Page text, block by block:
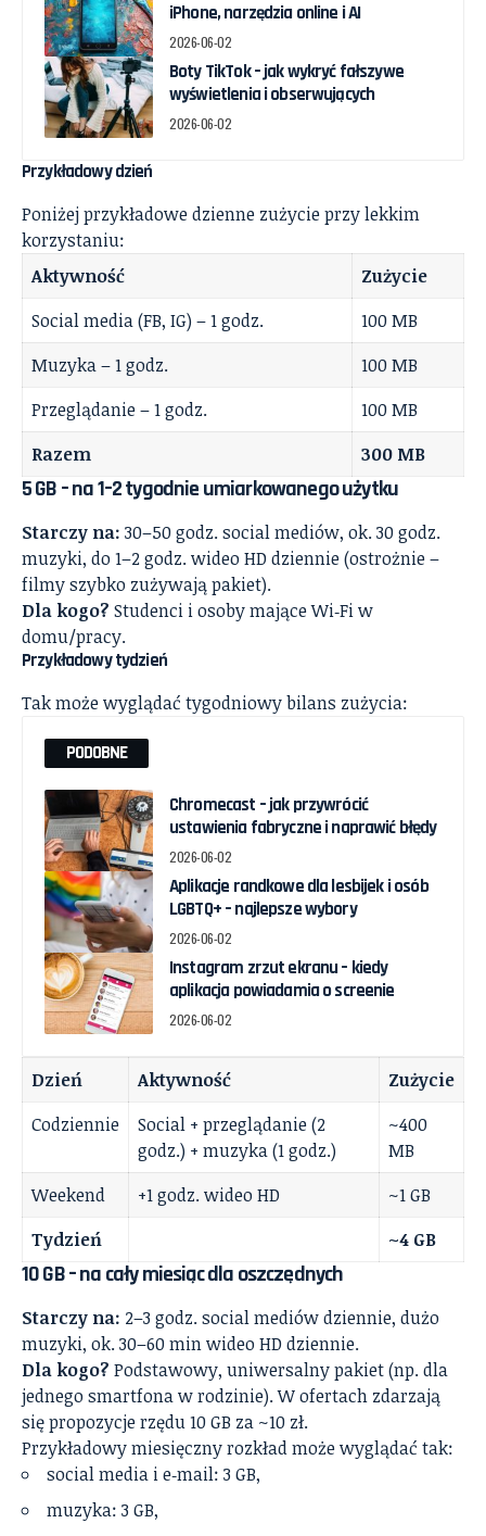
iPhone, narzędzia online i AI
2026-06-02
Boty TikTok – jak wykryć fałszywe
wyświetlenia i obserwujących
2026-06-02
Przykładowy dzień
Poniżej przykładowe dzienne zużycie przy lekkim
korzystaniu:
Aktywność
Zużycie
Social media (FB, IG) – 1 godz.
100 MB
Muzyka – 1 godz.
100 MB
Przeglądanie – 1 godz.
100 MB
Razem
300 MB
5 GB – na 1–2 tygodnie umiarkowanego użytku
Starczy na: 30–50 godz. social mediów, ok. 30 godz.
muzyki, do 1–2 godz. wideo HD dziennie (ostrożnie –
filmy szybko zużywają pakiet).
Dla kogo? Studenci i osoby mające Wi‑Fi w
domu/pracy.
Przykładowy tydzień
Tak może wyglądać tygodniowy bilans zużycia:
PODOBNE
Chromecast – jak przywrócić
ustawienia fabryczne i naprawić błędy
2026-06-02
Aplikacje randkowe dla lesbijek i osób
LGBTQ+ – najlepsze wybory
2026-06-02
Instagram zrzut ekranu – kiedy
aplikacja powiadamia o screenie
2026-06-02
Dzień Aktywność
Zużycie
Codziennie
Social + przeglądanie (2
godz.) + muzyka (1 godz.)
~400
MB
Weekend
+1 godz. wideo HD
~1 GB
Tydzień
~4 GB
10 GB – na cały miesiąc dla oszczędnych
Starczy na: 2–3 godz. social mediów dziennie, dużo
muzyki, ok. 30–60 min wideo HD dziennie.
Dla kogo? Podstawowy, uniwersalny pakiet (np. dla
jednego smartfona w rodzinie). W ofertach zdarzają
się propozycje rzędu 10 GB za ~10 zł.
Przykładowy miesięczny rozkład może wyglądać tak:
social media i e‑mail: 3 GB,
muzyka: 3 GB,